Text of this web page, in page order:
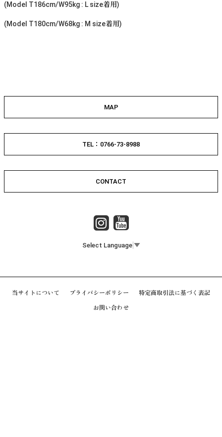
(Model T186cm/W95kg : L size着用)
(Model T180cm/W68kg : M size着用)
MAP
TEL：0766-73-8988
CONTACT
Select Language ▼
当サイトについて プライバシーポリシー 特定商取引法に基づく表記
お問い合わせ